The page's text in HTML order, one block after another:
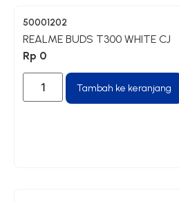
50001202
REALME BUDS T300 WHITE CJ
Rp 0
Tambah ke keranjang